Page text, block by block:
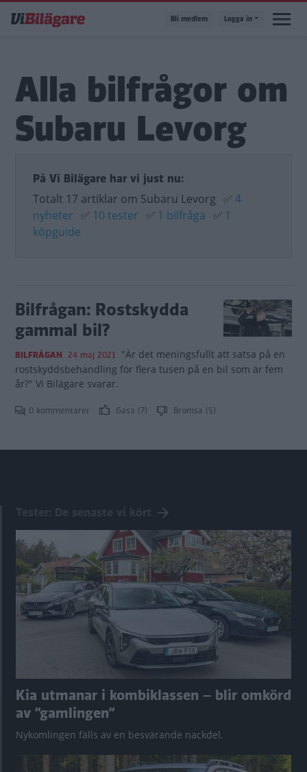
till
Bli medlem Logga in
Alla bilfrågor om
Subaru Levorg
På Vi Bilägare har vi just nu:
Totalt 17 artiklar om Subaru Levorg ✅4
nyheter ✅ 10 tester ✅ 1 bilfråga ✅ 1
köpguide
Bilfrågan: Rostskydda
gammal bil?
BILFRÅGAN 24 maj 2021 "Är det meningsfullt att satsa på en
rostskyddsbehandling för flera tusen på en bil som är fem
år?" Vi Bilägare svarar.
0 kommentarer Gasa (7) Bromsa (5)
Kia utmanar i kombiklassen – blir omkörd
av ”gamlingen”
Nykomlingen fälls av en besvärande nackdel.